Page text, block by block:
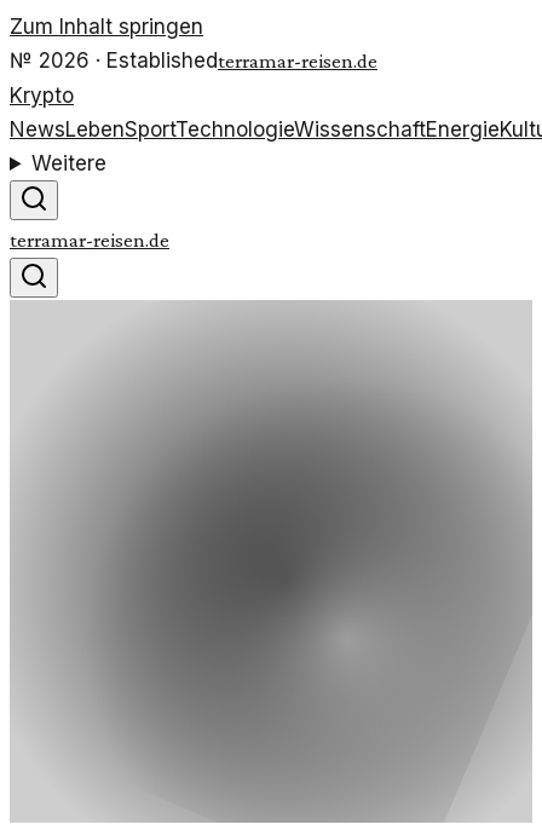
Zum Inhalt springen
№ 2026 · Establishedterramar-reisen.de
Krypto
NewsLebenSportTechnologieWissenschaftEnergie
Weitere
terramar-reisen.de